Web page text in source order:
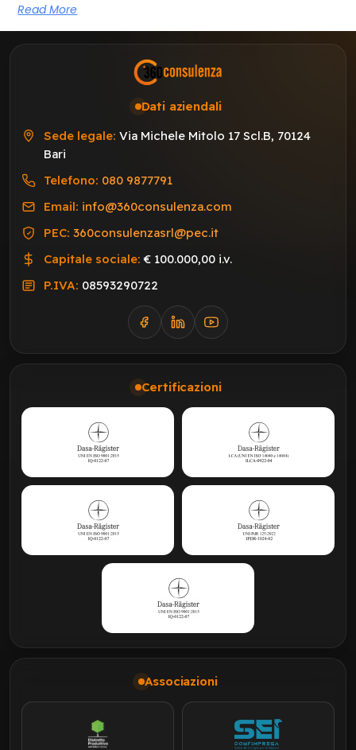
Read More
Dati aziendali
Sede legale: Via Michele Mitolo 17 Scl.B, 70124
Bari
Telefono: 080 9877791
Email: info@360consulenza.com
PEC: 360consulenzasrl@pec.it
Capitale sociale: € 100.000,00 i.v.
P.IVA: 08593290722
Certificazioni
Associazioni